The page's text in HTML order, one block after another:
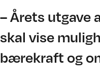
– Årets utgave
skal vise
bærekraft og